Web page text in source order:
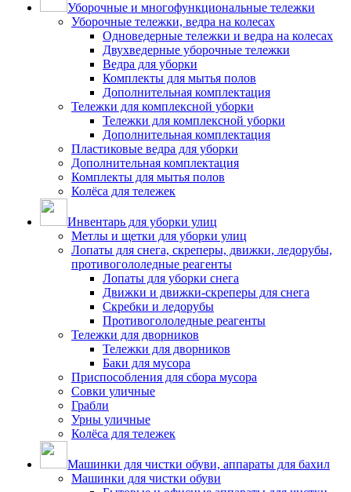
Уборочные и многофункциональные тележки
Уборочные тележки, ведра на колесах
Одноведерные тележки и ведра на колесах
Двухведерные уборочные тележки
Ведра для уборки
Комплекты для мытья полов
Дополнительная комплектация
Тележки для комплексной уборки
Тележки для комплексной уборки
Дополнительная комплектация
Пластиковые ведра для уборки
Дополнительная комплектация
Комплекты для мытья полов
Колёса для тележек
Инвентарь для уборки улиц
Метлы и щетки для уборки улиц
Лопаты для снега, скреперы, движки, ледорубы,
противогололедные реагенты
Лопаты для уборки снега
Движки и движки-скреперы для снега
Скребки и ледорубы
Противогололедные реагенты
Тележки для дворников
Тележки для дворников
Баки для мусора
Приспособления для сбора мусора
Совки уличные
Грабли
Урны уличные
Колёса для тележек
Машинки для чистки обуви, аппараты для бахил
Машинки для чистки обуви